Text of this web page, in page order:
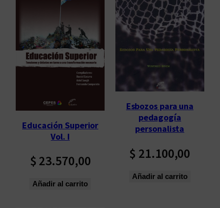
Educación Superior
Vol. I
$ 23.570,00
Añadir al carrito
Esbozos para una
pedagogía
personalista
$ 21.100,00
Añadir al carrito